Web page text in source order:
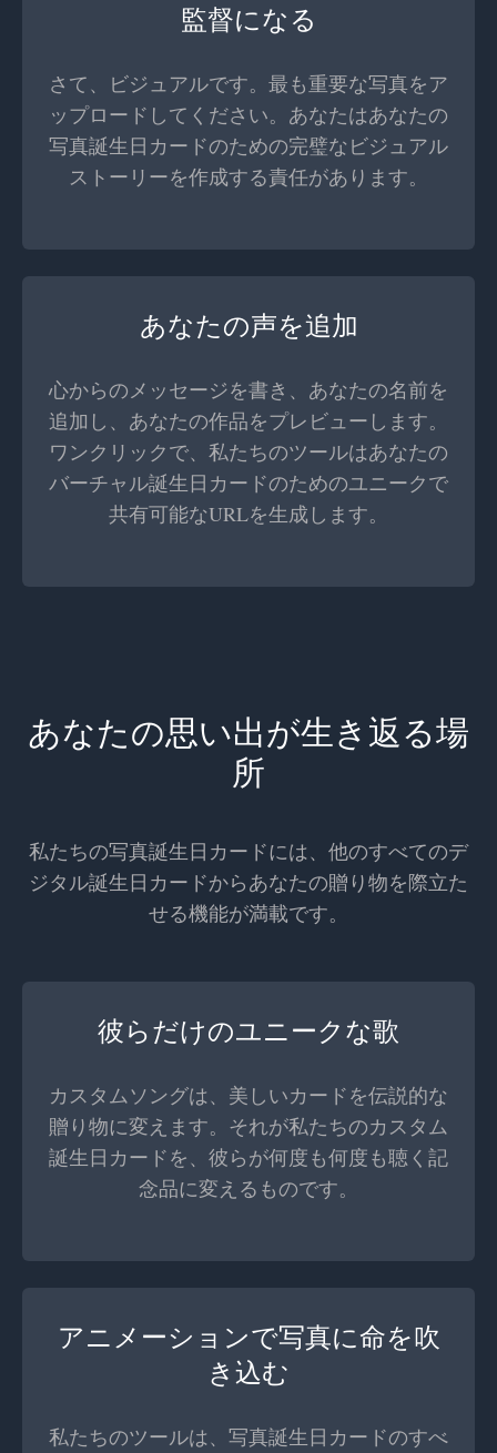
監督になる
さて、ビジュアルです。最も重要な写真をア
ップロードしてください。あなたはあなたの
写真誕生日カードのための完璧なビジュアル
ストーリーを作成する責任があります。
あなたの声を追加
心からのメッセージを書き、あなたの名前を
追加し、あなたの作品をプレビューします。
ワンクリックで、私たちのツールはあなたの
バーチャル誕生日カードのためのユニークで
共有可能なURLを生成します。
あなたの思い出が生き返る場
所
私たちの写真誕生日カードには、他のすべてのデ
ジタル誕生日カードからあなたの贈り物を際立た
せる機能が満載です。
彼らだけのユニークな歌
カスタムソングは、美しいカードを伝説的な
贈り物に変えます。それが私たちのカスタム
誕生日カードを、彼らが何度も何度も聴く記
念品に変えるものです。
アニメーションで写真に命を吹
き込む
私たちのツールは、写真誕生日カードのすべ